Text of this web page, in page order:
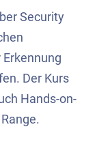
Security
Der Kurs
Hands-on-